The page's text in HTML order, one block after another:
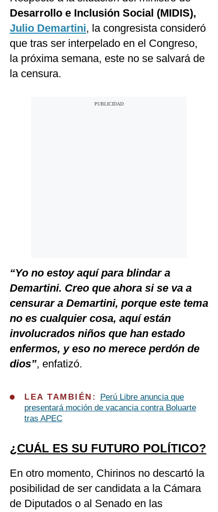
Desarrollo e Inclusión Social (MIDIS),
Julio Demartini, la congresista consideró
que tras ser interpelado en el Congreso,
la próxima semana, este no se salvará de
la censura.
“Yo no estoy aquí para blindar a
Demartini. Creo que ahora si se va a
censurar a Demartini, porque este tema
no es cualquier cosa, aquí están
involucrados niños que han estado
enfermos, y eso no merece perdón de
dios”, enfatizó.
LEA TAMBIÉN:
Perú Libre anuncia que
presentará moción de vacancia contra Boluarte
tras APEC
¿CUÁL ES SU FUTURO POLÍTICO?
En otro momento, Chirinos no descartó la
posibilidad de ser candidata a la Cámara
de Diputados o al Senado en las